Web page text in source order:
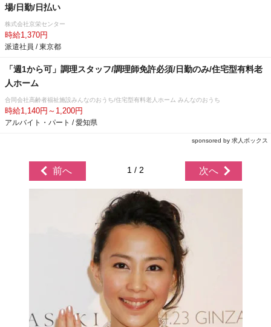
場/日勤/日払い
株式会社京栄センター
時給1,370円
派遣社員 / 東京都
「週1から可」調理スタッフ/調理師免許必須/日勤のみ/住宅型有料老
人ホーム
合同会社高齢者福祉施設みんなのおうち/住宅型有料老人ホーム みんなのおうち
時給1,140円～1,200円
アルバイト・パート / 愛知県
sponsored by 求人ボックス
前へ 1 / 2 次へ